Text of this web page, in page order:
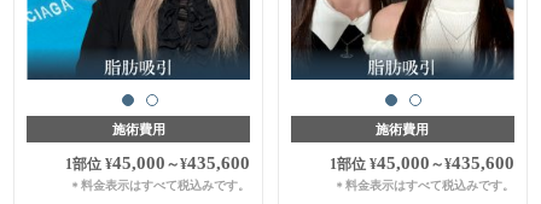
施術費用
1部位¥45,000 ～¥435,600
＊料金表示はすべて税込みです。
施術費用
1部位 ¥45,000 ～¥435,600
＊ 料金表示はすべて税込みです。